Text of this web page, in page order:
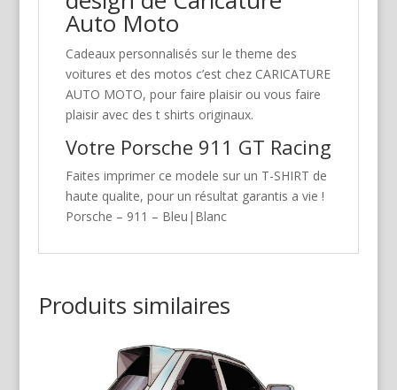
Auto Moto
Cadeaux personnalisés sur le theme des
voitures et des motos c’est chez CARICATURE
AUTO MOTO, pour faire plaisir ou vous faire
plaisir avec des t shirts originaux.
Votre Porsche 911 GT Racing
Faites imprimer ce modele sur un T-SHIRT de
haute qualite, pour un résultat garantis a vie !
Porsche – 911 – Bleu|Blanc
Produits similaires